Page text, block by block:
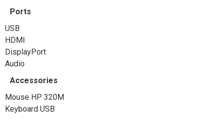
Ports
USB
HDMI
DisplayPort
Audio
Accessories
Mouse HP 320M
Keyboard USB